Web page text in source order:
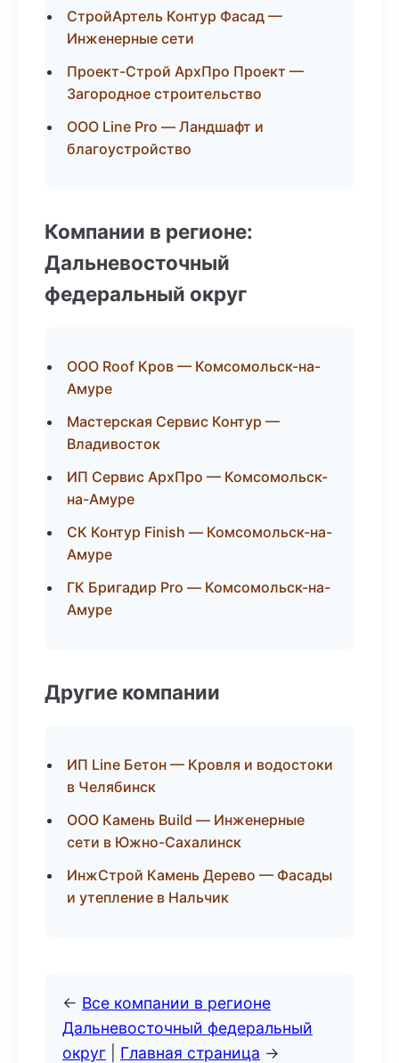
СтройАртель Контур Фасад —
Инженерные сети
Проект-Строй АрхПро Проект —
Загородное строительство
ООО Line Pro — Ландшафт и
благоустройство
Компании в регионе:
Дальневосточный
федеральный округ
ООО Roof Кров — Комсомольск-на-
Амуре
Мастерская Сервис Контур —
Владивосток
ИП Сервис АрхПро — Комсомольск-
на-Амуре
СК Контур Finish — Комсомольск-на-
Амуре
ГК Бригадир Pro — Комсомольск-на-
Амуре
Другие компании
ИП Line Бетон — Кровля и водостоки
в Челябинск
ООО Камень Build — Инженерные
сети в Южно-Сахалинск
ИнжСтрой Камень Дерево — Фасады
и утепление в Нальчик
← Все компании в регионе
Дальневосточный федеральный
округ
Главная страница →